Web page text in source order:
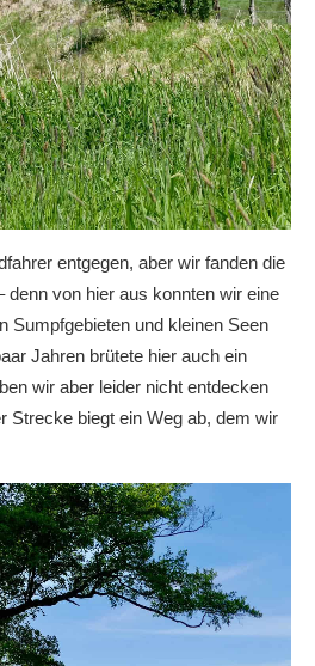
entgegen, aber wir fanden die
denn von hier aus konnten wir eine
Sumpfgebieten und kleinen Seen
Jahren brütete hier auch ein
wir aber leider nicht entdecken
Strecke biegt ein Weg ab, dem wir